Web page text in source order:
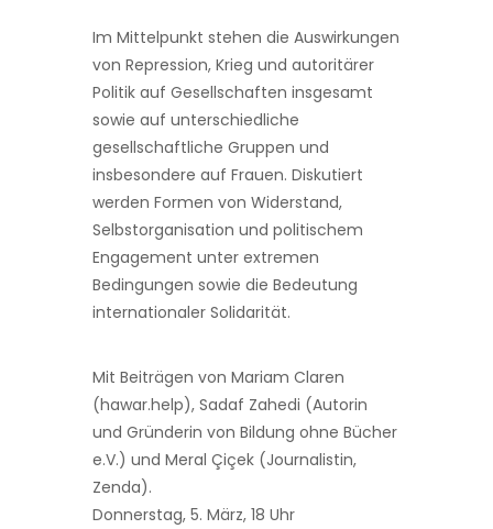
Im Mittelpunkt stehen die Auswirkungen
von Repression, Krieg und autoritärer
Politik auf Gesellschaften insgesamt
sowie auf unterschiedliche
gesellschaftliche Gruppen und
insbesondere auf Frauen. Diskutiert
werden Formen von Widerstand,
Selbstorganisation und politischem
Engagement unter extremen
Bedingungen sowie die Bedeutung
internationaler Solidarität.
Mit Beiträgen von Mariam Claren
(hawar.help), Sadaf Zahedi (Autorin
und Gründerin von Bildung ohne Bücher
e.V.) und Meral Çiçek (Journalistin,
Zenda).
Donnerstag, 5. März, 18 Uhr